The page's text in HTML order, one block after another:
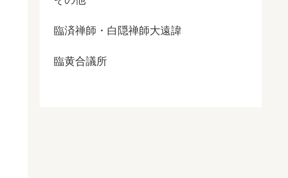
臨済禅師・白隠禅師大遠諱
臨黄合議所